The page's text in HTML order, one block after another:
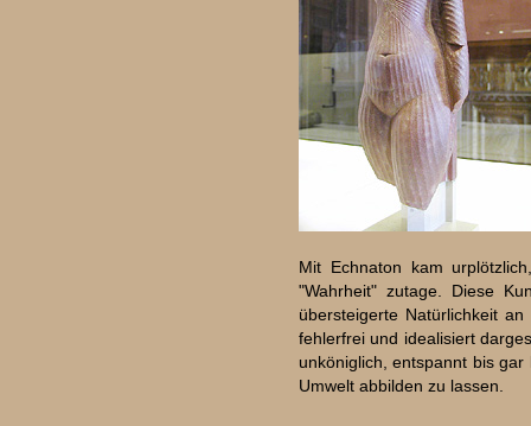
Mit Echnaton kam
"Wahrheit" zutage. Diese
übersteigerte Natürlichkeit
fehlerfrei und idealisiert
unköniglich, entspannt bis
Umwelt abbilden zu lassen.